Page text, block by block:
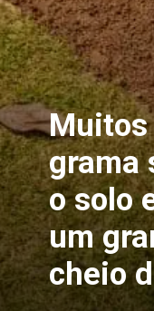
grama
o solo
um
cheio